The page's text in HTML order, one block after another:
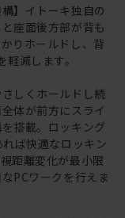
】イトーキ独自の
座面後方部が背も
りホールドし、背
減します。
しくホールドし続
体が前方にスライ
搭載。ロッキング
ば快適なロッキン
距離変化が最小限
PCワークを行えま